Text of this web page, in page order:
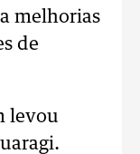
melhorias
de
levou